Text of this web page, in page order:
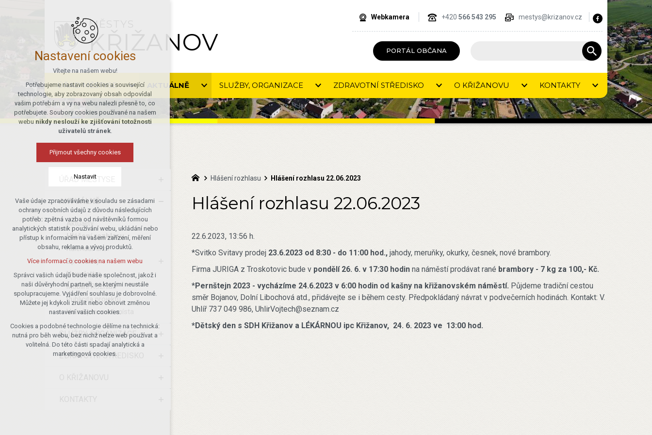
MĚSTYS
KŘIŽANOV
Webkamera +420 566 543 295 mestys@krizanov.cz
PORTÁL OBČANA
ÚŘAD MĚSTYSE AKTUÁLNĚ SLUŽBY, ORGANIZACE ZDRAVOTNÍ STŘEDISKO O KŘIŽANOVU KONTAKTY
ÚŘAD MĚSTYSE
AKTUÁLNĚ
Aktuality
Hlášení rozhlasu
Kalendář akcí
Zpravodaj
Newsletter
Mobilní Rozhlas
Publicita projektů
Volná pracovní místa
SLUŽBY, ORGANIZACE
ZDRAVOTNÍ STŘEDISKO
Hlášení rozhlasu Hlášení rozhlasu 22.06.2023
Hlášení rozhlasu 22.06.2023
22.6.2023, 13:56 h.
*Svitko Svitavy prodej 23.6.2023 od 8:30 - do 11:00 hod.,jahody, meruňky, okurky, česnek, nové brambory.
Firma JURIGA z Troskotovic bude v pondělí 26. 6. v 17:30 hodin na náměstí prodávat rané brambory - 7 kg za 100,- Kč.
*Pernštejn 2023 - vycházíme 24.6.2023 v 6:00 hodin od kašny na křižanovském náměstí. Půjdeme tradiční cestou
směr Bojanov, Dolní Libochová atd., přidávejte se i během cesty. Předpokládaný návrat v podvečerních hodinách. Kontakt: V.
Uhlíř 737 049 986, UhlirVojtech@seznam.cz
*Dětský den s SDH Křižanov a LÉKÁRNOU ipc Křižanov, 24. 6. 2023 ve 13:00 hod.
Nastavení cookies
Vítejte na našem webu!
Potřebujeme nastavit cookies a související
technologie, aby zobrazovaný obsah odpovídal
vašim potřebám a vy na webu nalezli přesně to, co
potřebujete. Soubory cookies používané na našem
webu nikdy neslouží ke zjišťování totožnosti
uživatelů stránek.
Přijmout všechny cookies
Nastavit
Technická cookies
nutná pro provozování webu
udržení kontextu stránek (session):
případná přihlášení, volby jazyka, apod.
Volitelná cookies
analytická pro anonymizované
vyhodnocení návštěvnosti
marketingová cookies (Google)
Více informací o cookies na našem webu
Přijmout všechny cookies
Odmítnout vše
Vaše údaje zpracováváme v souladu se zásadami
ochrany osobních údajů z důvodu následujících
potřeb: zpětná vazba od návštěvníků formou
analytických statistik používání webu, ukládání nebo
přístup k informacím na vašem zařízení, měření
obsahu, reklama a vývoj produktů.
Více informací o cookies na našem webu
Správci vašich údajů bude naše společnost, jakož i
naši důvěryhodní partneři, se kterými neustále
spolupracujeme. Vyjádření souhlasu je dobrovolné.
Můžete jej kdykoli zrušit nebo obnovit změnou
nastavení vašich cookies.
Cookies a podobné technologie dělíme na technická:
nutná pro běh webu, bez nichž nelze web používat a
volitelná. Do této části spadají analytická a
marketingová cookies.